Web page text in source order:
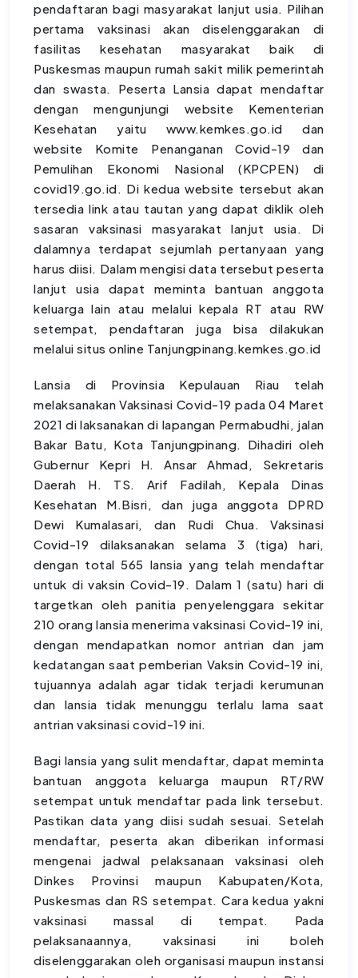
pendaftaran bagi masyarakat lanjut usia. Pilihan
pertama vaksinasi akan diselenggarakan di
fasilitas kesehatan masyarakat baik di
Puskesmas maupun rumah sakit milik pemerintah
dan swasta. Peserta Lansia dapat mendaftar
dengan mengunjungi website Kementerian
Kesehatan yaitu www.kemkes.go.id dan
website Komite Penanganan Covid-19 dan
Pemulihan Ekonomi Nasional (KPCPEN) di
covid19.go.id. Di kedua website tersebut akan
tersedia link atau tautan yang dapat diklik oleh
sasaran vaksinasi masyarakat lanjut usia. Di
dalamnya terdapat sejumlah pertanyaan yang
harus diisi. Dalam mengisi data tersebut peserta
lanjut usia dapat meminta bantuan anggota
keluarga lain atau melalui kepala RT atau RW
setempat, pendaftaran juga bisa dilakukan
melalui situs online Tanjungpinang.kemkes.go.id
Lansia di Provinsia Kepulauan Riau telah
melaksanakan Vaksinasi Covid-19 pada 04 Maret
2021 di laksanakan di lapangan Permabudhi, jalan
Bakar Batu, Kota Tanjungpinang. Dihadiri oleh
Gubernur Kepri H. Ansar Ahmad, Sekretaris
Daerah H. TS. Arif Fadilah, Kepala Dinas
Kesehatan M.Bisri, dan juga anggota DPRD
Dewi Kumalasari, dan Rudi Chua. Vaksinasi
Covid-19 dilaksanakan selama 3 (tiga) hari,
dengan total 565 lansia yang telah mendaftar
untuk di vaksin Covid-19. Dalam 1 (satu) hari di
targetkan oleh panitia penyelenggara sekitar
210 orang lansia menerima vaksinasi Covid-19 ini,
dengan mendapatkan nomor antrian dan jam
kedatangan saat pemberian Vaksin Covid-19 ini,
tujuannya adalah agar tidak terjadi kerumunan
dan lansia tidak menunggu terlalu lama saat
antrian vaksinasi covid-19 ini.
Bagi lansia yang sulit mendaftar, dapat meminta
bantuan anggota keluarga maupun RT/RW
setempat untuk mendaftar pada link tersebut.
Pastikan data yang diisi sudah sesuai. Setelah
mendaftar, peserta akan diberikan informasi
mengenai jadwal pelaksanaan vaksinasi oleh
Dinkes Provinsi maupun Kabupaten/Kota,
Puskesmas dan RS setempat. Cara kedua yakni
vaksinasi massal di tempat. Pada
pelaksanaannya, vaksinasi ini boleh
diselenggarakan oleh organisasi maupun instansi